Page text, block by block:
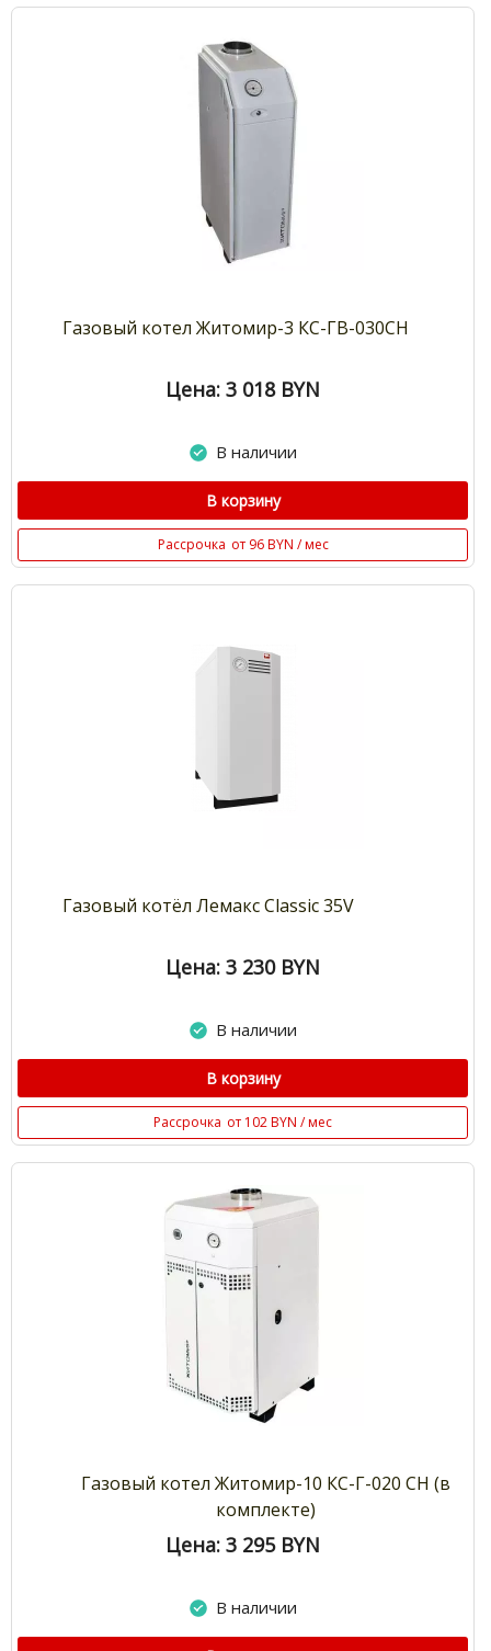
Газовый котел Житомир-3 КС-ГВ-030СН
Цена: 3 018 BYN
В наличии
В корзину
Рассрочка от 96 BYN / мес
Газовый котёл Лемакс Classic 35V
Цена: 3 230 BYN
В наличии
В корзину
Рассрочка от 102 BYN / мес
Газовый котел Житомир-10 КС-Г-020 СН (в
комплекте)
Цена: 3 295 BYN
В наличии